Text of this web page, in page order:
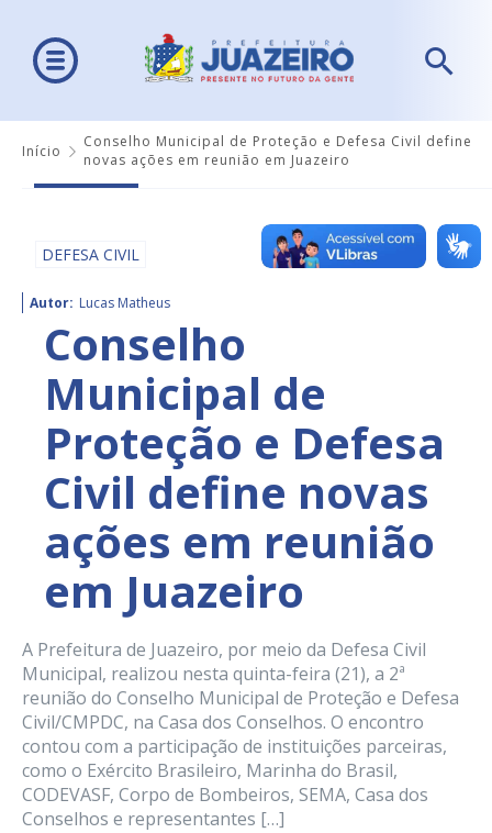
Início
Conselho Municipal de Proteção e Defesa Civil define
novas ações em reunião em Juazeiro
DEFESA CIVIL
Autor: Lucas Matheus
Conselho
Municipal de
Proteção e Defesa
Civil define novas
ações em reunião
em Juazeiro
A Prefeitura de Juazeiro, por meio da Defesa Civil
Municipal, realizou nesta quinta-feira (21), a 2ª
reunião do Conselho Municipal de Proteção e Defesa
Civil/CMPDC, na Casa dos Conselhos. O encontro
contou com a participação de instituições parceiras,
como o Exército Brasileiro, Marinha do Brasil,
CODEVASF, Corpo de Bombeiros, SEMA, Casa dos
Conselhos e representantes […]